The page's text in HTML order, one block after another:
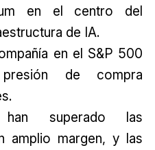
en el centro del
de IA.
en el S&P 500
de compra
superado las
amplio margen, y las